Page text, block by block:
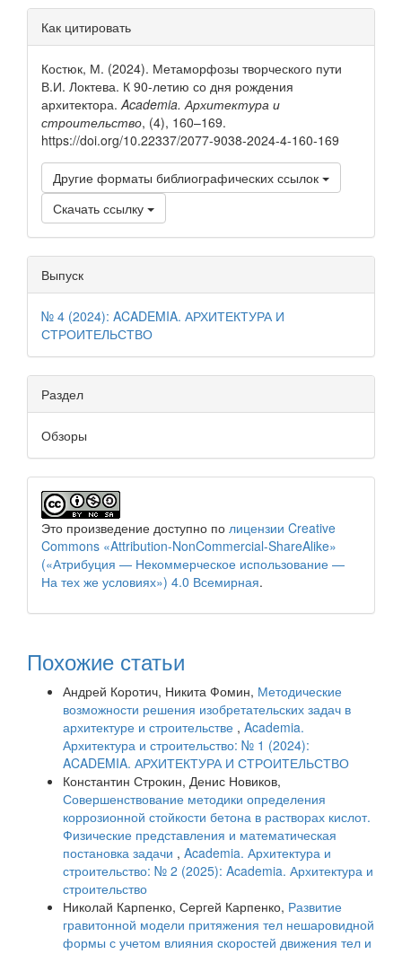
Информация
о статье
Как цитировать
Костюк, М. (2024). Метаморфозы творческого пути
В.И. Локтева. К 90-летию со дня рождения
архитектора.Academia. Архитектура и
строительство, (4), 160–169.
https://doi.org/10.22337/2077-9038-2024-4-160-169
Другие форматы библиографических ссылок
Скачать ссылку
Выпуск
№ 4 (2024): ACADEMIA. АРХИТЕКТУРА И
СТРОИТЕЛЬСТВО
Раздел
Обзоры
Это произведение доступно по лицензии Creative
Commons «Attribution-NonCommercial-ShareAlike»
(«Атрибуция — Некоммерческое использование —
На тех же условиях») 4.0 Всемирная.
Похожие статьи
Андрей Коротич, Никита Фомин, Методические
возможности решения изобретательских задач в
архитектуре и строительстве , Academia.
Архитектура и строительство: № 1 (2024):
ACADEMIA. АРХИТЕКТУРА И СТРОИТЕЛЬСТВО
Константин Строкин, Денис Новиков,
Совершенствование методики определения
коррозионной стойкости бетона в растворах кислот.
Физические представления и математическая
постановка задачи , Academia. Архитектура и
строительство: № 2 (2025): Academia. Архитектура и
строительство
Николай Карпенко, Сергей Карпенко, Развитие
гравитонной модели притяжения тел нешаровидной
формы с учетом влияния скоростей движения тел и